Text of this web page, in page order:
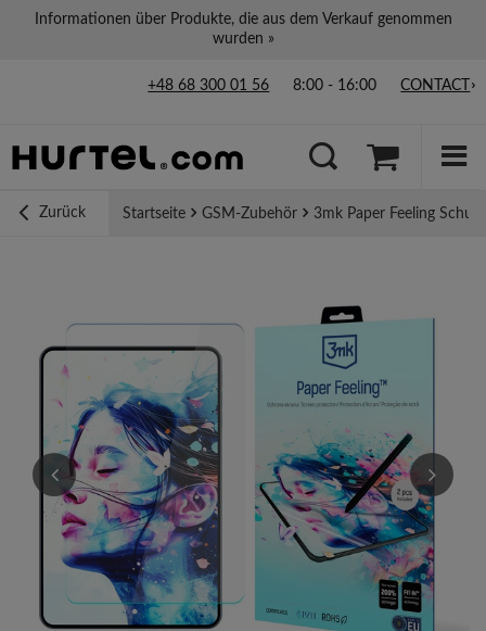
Informationen über Produkte, die aus dem Verkauf genommen
wurden »
+48 68 300 01 56 8:00 - 16:00 CONTACT
Zurück Startseite GSM-Zubehör 3mk Paper Feeling